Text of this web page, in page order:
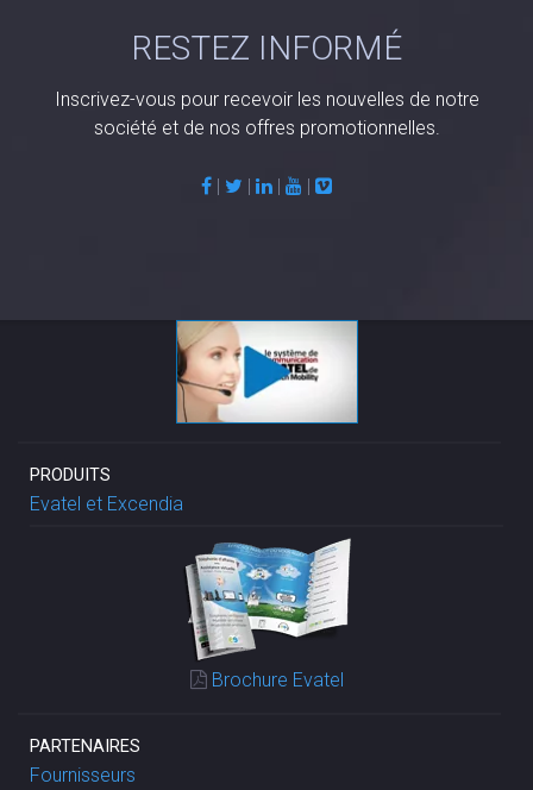
RESTEZ INFORMÉ
Inscrivez-vous pour recevoir les nouvelles de notre
société et de nos offres promotionnelles.
| | | |
PRODUITS
Evatel et Excendia
Brochure Evatel
PARTENAIRES
Fournisseurs